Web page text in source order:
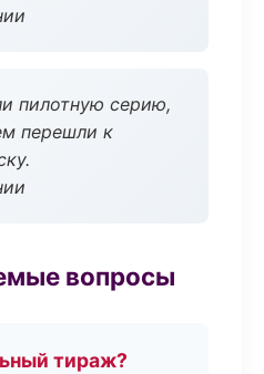
пилотную серию,
перешли к
вопросы
тираж?